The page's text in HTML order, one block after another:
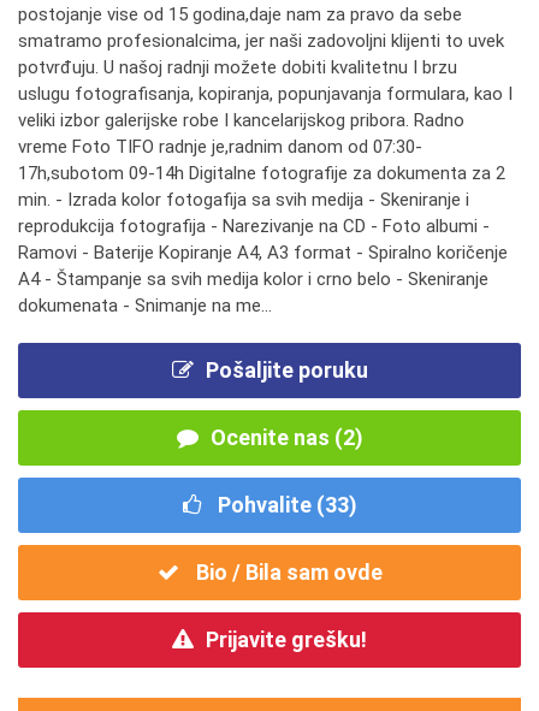
postojanje vise od 15 godina,daje nam za pravo da sebe
smatramo profesionalcima, jer naši zadovoljni klijenti to uvek
potvrđuju. U našoj radnji možete dobiti kvalitetnu I brzu
uslugu fotografisanja, kopiranja, popunjavanja formulara, kao I
veliki izbor galerijske robe I kancelarijskog pribora. Radno
vreme Foto TIFO radnje je,radnim danom od 07:30-
17h,subotom 09-14h Digitalne fotografije za dokumenta za 2
min. - Izrada kolor fotogafija sa svih medija - Skeniranje i
reprodukcija fotografija - Narezivanje na CD - Foto albumi -
Ramovi - Baterije Kopiranje A4, A3 format - Spiralno koričenje
A4 - Štampanje sa svih medija kolor i crno belo - Skeniranje
dokumenata - Snimanje na me...
Pošaljite poruku
Ocenite nas (2)
Pohvalite (33)
Bio / Bila sam ovde
Prijavite grešku!